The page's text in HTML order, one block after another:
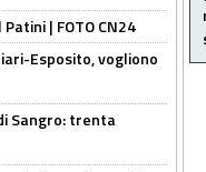
| FOTO CN24
Esposito, vogliono
Sangro: trenta